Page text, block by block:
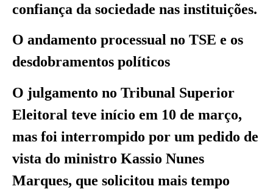
confiança da sociedade nas instituições.
O andamento processual no TSE e os
desdobramentos políticos
O julgamento no Tribunal Superior
Eleitoral teve início em 10 de março,
mas foi interrompido por um pedido de
vista do ministro Kassio Nunes
Marques, que solicitou mais tempo